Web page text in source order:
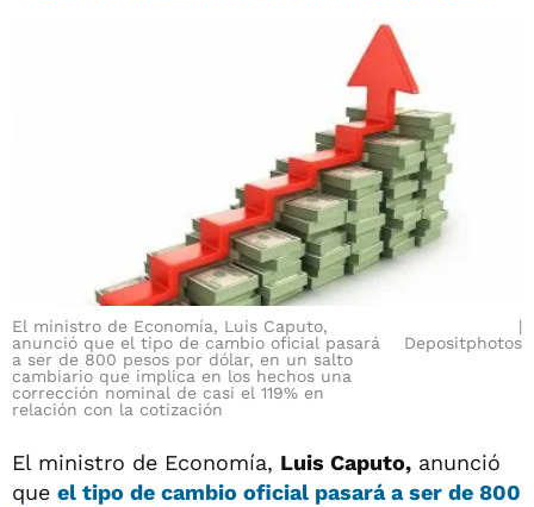
El ministro de Economía, Luis Caputo,
anunció que el tipo de cambio oficial pasará
a ser de 800 pesos por dólar, en un salto
cambiario que implica en los hechos una
corrección nominal de casi el 119% en
relación con la cotización
Depositphotos
El ministro de Economía, Luis Caputo, anunció
que el tipo de cambio oficial pasará a ser de 800